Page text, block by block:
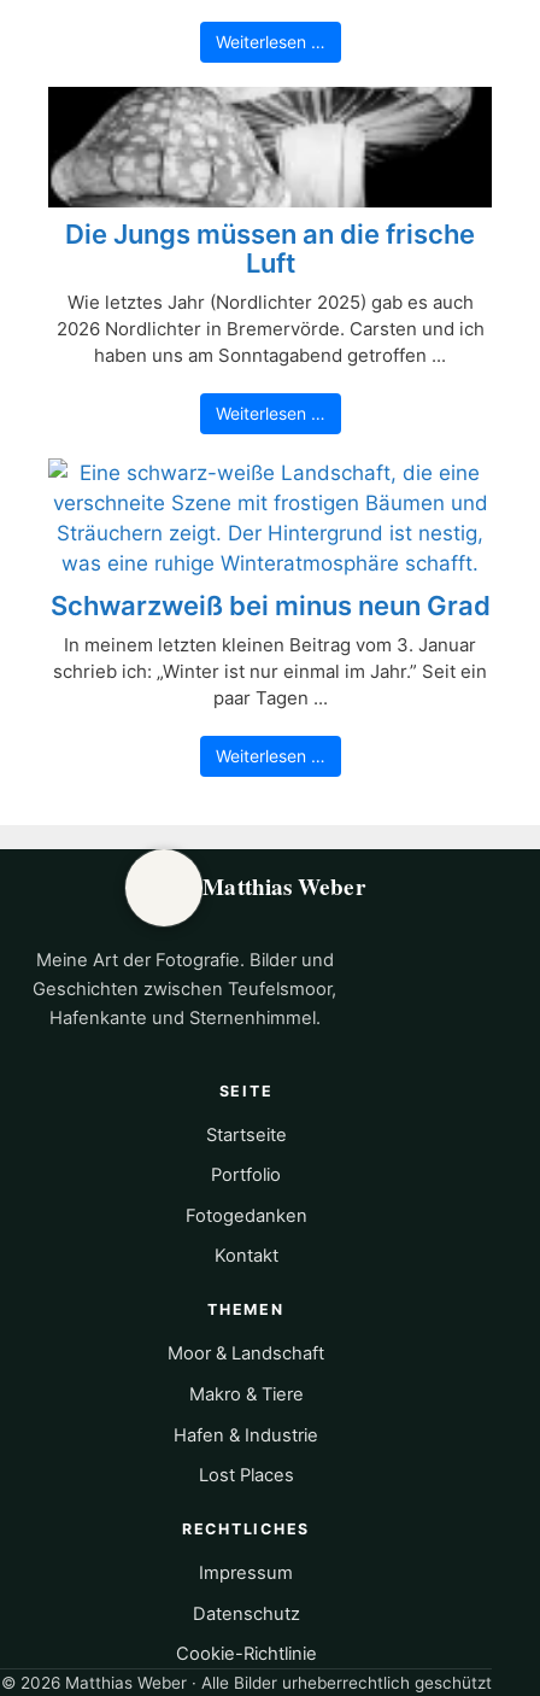
Weiterlesen …
Die Jungs müssen an die frische
Luft
Wie letztes Jahr (Nordlichter 2025) gab es auch
2026 Nordlichter in Bremervörde. Carsten und ich
haben uns am Sonntagabend getroffen ...
Weiterlesen …
Schwarzweiß bei minus neun Grad
In meinem letzten kleinen Beitrag vom 3. Januar
schrieb ich: „Winter ist nur einmal im Jahr.” Seit ein
paar Tagen ...
Weiterlesen …
Matthias Weber
Meine Art der Fotografie. Bilder und
Geschichten zwischen Teufelsmoor,
Hafenkante und Sternenhimmel.
SEITE
Startseite
Portfolio
Fotogedanken
Kontakt
THEMEN
Moor & Landschaft
Makro & Tiere
Hafen & Industrie
Lost Places
RECHTLICHES
Impressum
Datenschutz
Cookie-Richtlinie
© 2026 Matthias Weber · Alle Bilder urheberrechtlich geschützt